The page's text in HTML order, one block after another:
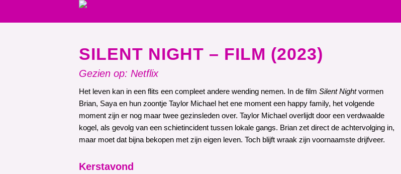
SILENT NIGHT – FILM (2023)
Gezien op: Netflix
Het leven kan in een flits een compleet andere wending nemen. In de film Silent Nightvormen
Brian, Saya en hun zoontje Taylor Michael het ene moment een happy family, het volgende
moment zijn er nog maar twee gezinsleden over. Taylor Michael overlijdt door een verdwaalde
kogel, als gevolg van een schietincident tussen lokale gangs. Brian zet direct de achtervolging in,
maar moet dat bijna bekopen met zijn eigen leven. Toch blijft wraak zijn voornaamste drijfveer.
Kerstavond